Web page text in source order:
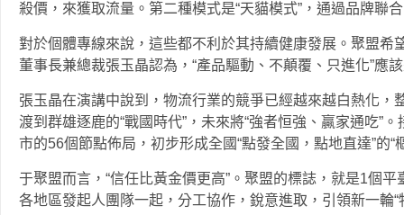
殺價，來獲取流量。第二種模式是“天貓模式”，通過品牌聯
對於個體專線來說，這些都不利於其持續健康發展。聚盟希
董事長兼總裁張玉晶認為，“產品驅動、不顛覆、只進化”應
張玉晶在演講中說到，物流行業的競爭已經越來越白熱化，
渡到群雄逐鹿的“戰國時代”，未來將“強者恒強、贏家通吃”
市的56個節點佈局，初步形成全國“點發全國，點地直達”的“
于聚盟而言，“信任比黃金價更高”。聚盟的標誌，就是1個
各地區發起人團隊一起，分工協作，銳意進取，引領新一輪“